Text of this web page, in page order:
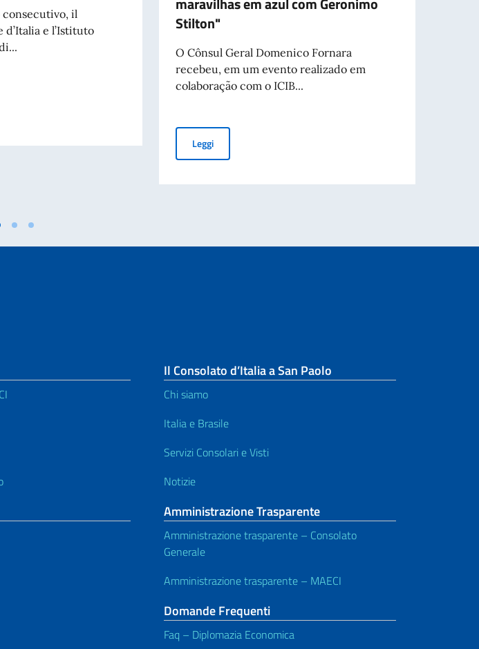
Teatro alla Scala, in collaborazione con il Politecnico di Milano
il
d’Italia e l’Istituto
presenta “Elixir e Seus Amores”
Stilton"
O Cônsul Geral Domenico Fornara
recebeu, em um evento realizado em
colaboração com o ICIB...
LeggiCerimônia de entrega dos livros "Pimpa viaja para a Itália" e
Il Consolato d’Italia a San Paolo
Chi siamo
Italia e Brasile
Servizi Consolari e Visti
Notizie
Amministrazione Trasparente
Amministrazione trasparente – Consolato
Generale
Amministrazione trasparente – MAECI
Domande Frequenti
Faq – Diplomazia Economica